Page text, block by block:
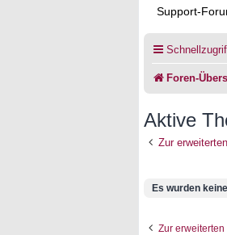
Support-
Foren-
Aktive
Zur
Es wurden
Zur erweiterten